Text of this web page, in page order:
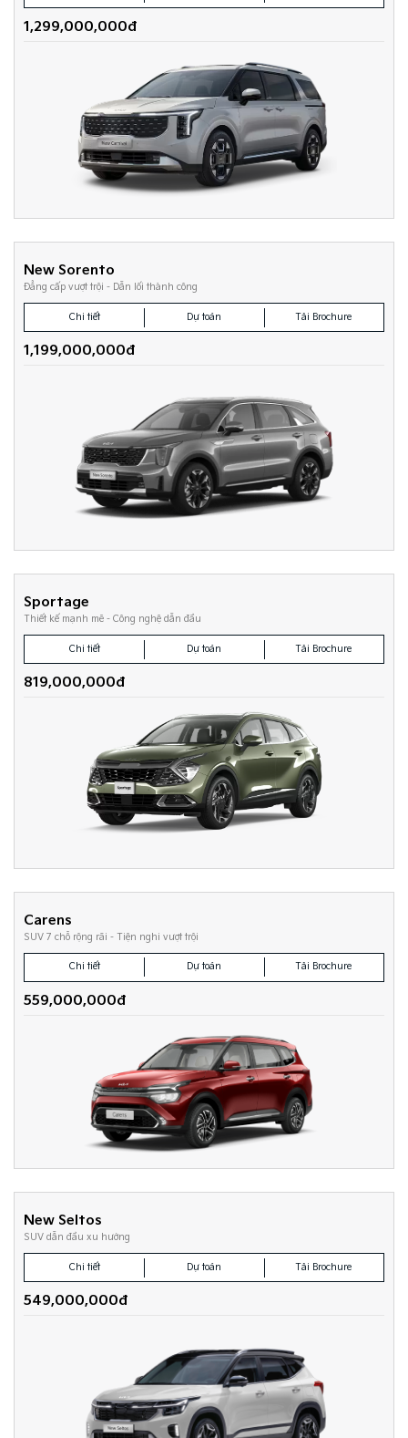
1,299,000,000đ
New Sorento
Đẳng cấp vượt trội - Dẫn lối thành công
Chi tiết Dự toán Tải Brochure
1,199,000,000đ
Sportage
Thiết kế mạnh mẽ - Công nghệ dẫn đầu
Chi tiết Dự toán Tải Brochure
819,000,000đ
Carens
SUV 7 chỗ rộng rãi - Tiện nghi vượt trội
Chi tiết Dự toán Tải Brochure
559,000,000đ
New Seltos
SUV dẫn đầu xu hướng
Chi tiết Dự toán Tải Brochure
549,000,000đ